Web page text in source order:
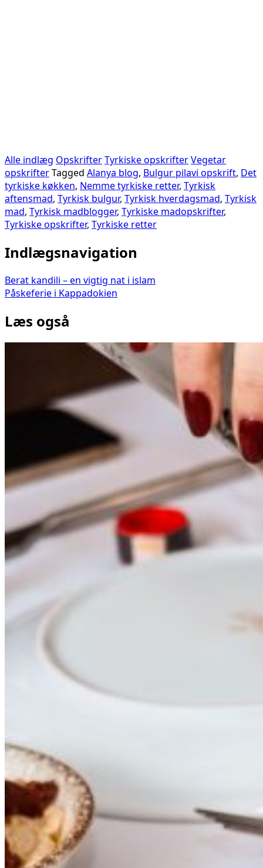
Alle indlæg OpskrifterTyrkiske opskrifterVegetar
opskrifterTagged Alanya blog, Bulgur pilavi opskrift, Det
tyrkiske køkken, Nemme tyrkiske retter, Tyrkisk
aftensmad, Tyrkisk bulgur, Tyrkisk hverdagsmad, Tyrkisk
mad, Tyrkisk madblogger, Tyrkiske madopskrifter,
Tyrkiske opskrifter, Tyrkiske retter
Indlægsnavigation
Berat kandili – en vigtig nat i islam
Påskeferie i Kappadokien
Læs også